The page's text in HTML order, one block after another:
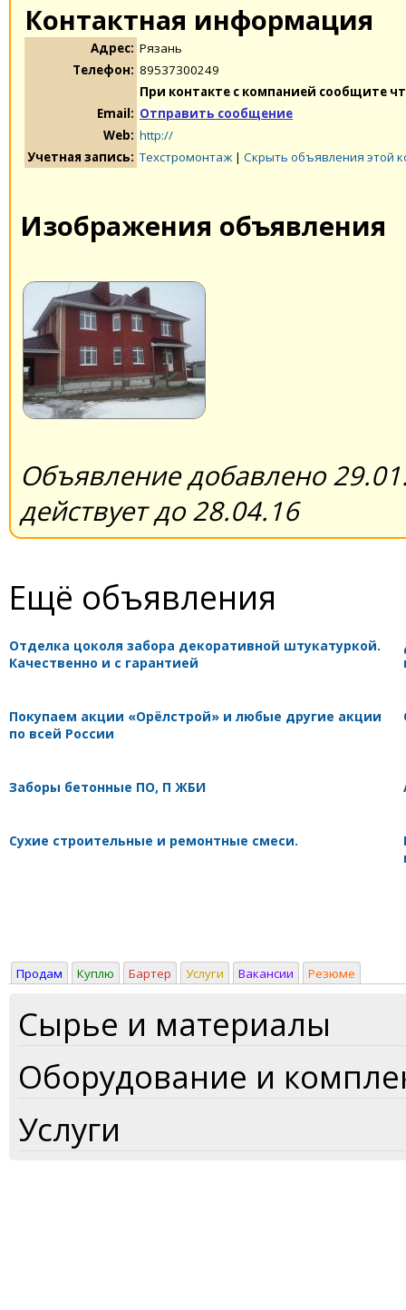
Контактная информация
Адрес: Рязань
Телефон: 89537300249
При контакте с компанией сообщите
Email: Отправить сообщение
Web: http://
Учетная запись: Техстромонтаж | Скрыть объявления этой
Изображения объявления
Объявление добавлено
действует до 28.04.16
Ещё объявления
Отделка цоколя забора декоративной штукатуркой.
Качественно и с гарантией
Покупаем акции «Орёлстрой» и любые другие акции
по всей России
Заборы бетонные ПО, П ЖБИ
Сухие строительные и ремонтные смеси.
Продам Куплю Бартер Услуги Вакансии Резюме
Сырье и материалы
Оборудование и
Услуги